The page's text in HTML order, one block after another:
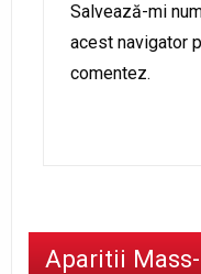
Salvează-mi
acest navigator
comentez.
Aparitii